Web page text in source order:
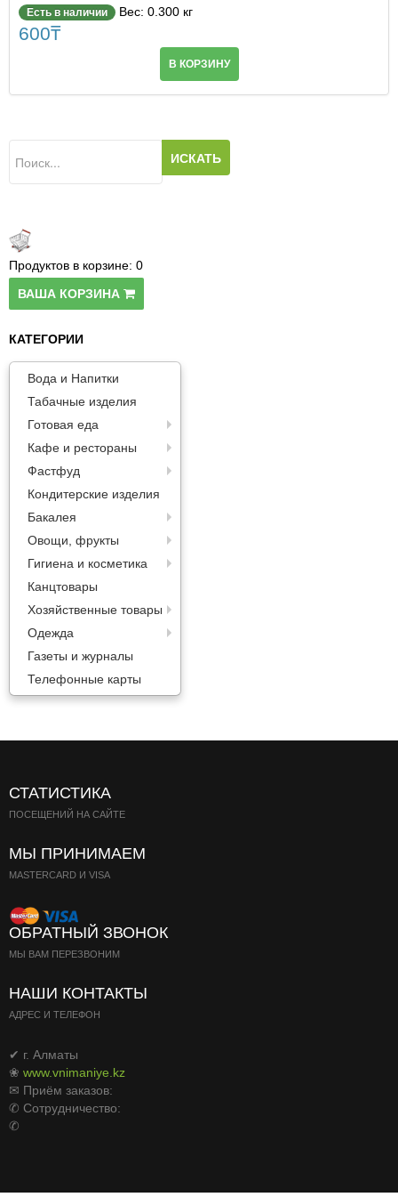
Есть в наличии Вес: 0.300 кг
600₸
В КОРЗИНУ
Продуктов в корзине: 0
ВАША КОРЗИНА
КАТЕГОРИИ
Вода и Напитки
Табачные изделия
Готовая еда
Кафе и рестораны
Фастфуд
Кондитерские изделия
Бакалея
Овощи, фрукты
Гигиена и косметика
Канцтовары
Хозяйственные товары
Одежда
Газеты и журналы
Телефонные карты
СТАТИСТИКА
ПОСЕЩЕНИЙ НА САЙТЕ
МЫ ПРИНИМАЕМ
MASTERCARD И VISA
ОБРАТНЫЙ ЗВОНОК
МЫ ВАМ ПЕРЕЗВОНИМ
НАШИ КОНТАКТЫ
АДРЕС И ТЕЛЕФОН
✔ г. Алматы
❀ www.vnimaniye.kz
✉ Приём заказов:
✆ Сотрудничество:
✆